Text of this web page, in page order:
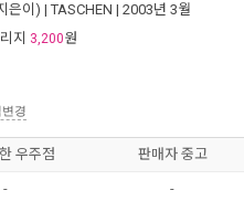
은이) |TASCHEN | 2003년 3월
지 3,200원
변경
우주점 판매자 중고
- -